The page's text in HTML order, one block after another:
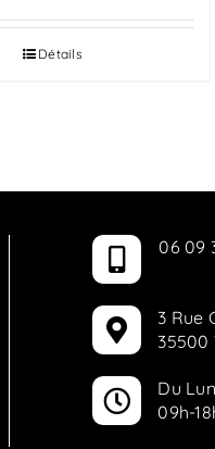
Détails
06 09
3 Rue
35500
Du
09h-